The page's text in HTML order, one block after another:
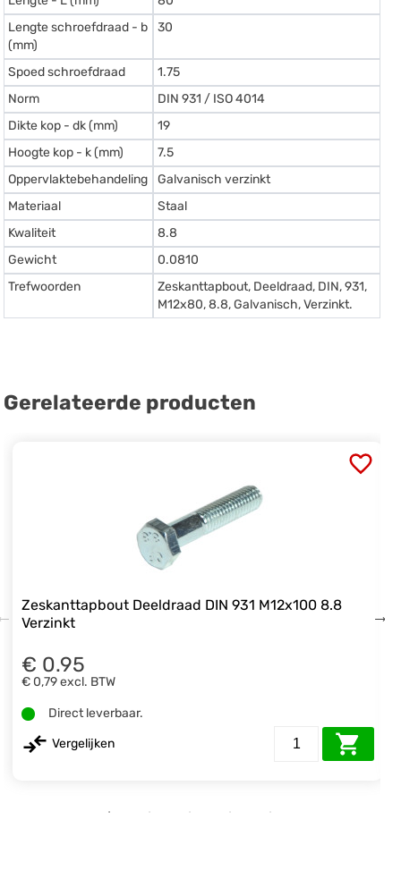
Lengte schroefdraad - b
(mm)
30
Spoed schroefdraad
1.75
Norm
DIN 931 / ISO 4014
Dikte kop - dk (mm)
19
Hoogte kop - k (mm)
7.5
Oppervlaktebehandeling
Galvanisch verzinkt
Materiaal
Staal
Kwaliteit
8.8
Gewicht
0.0810
Trefwoorden
Zeskanttapbout, Deeldraad, DIN, 931,
M12x80, 8.8, Galvanisch, Verzinkt.
Gerelateerde producten
Zeskanttapbout Deeldraad DIN 931 M12x100 8.8
Verzinkt
€ 0.95
€ 0,79excl. BTW
Direct leverbaar.
Vergelijken